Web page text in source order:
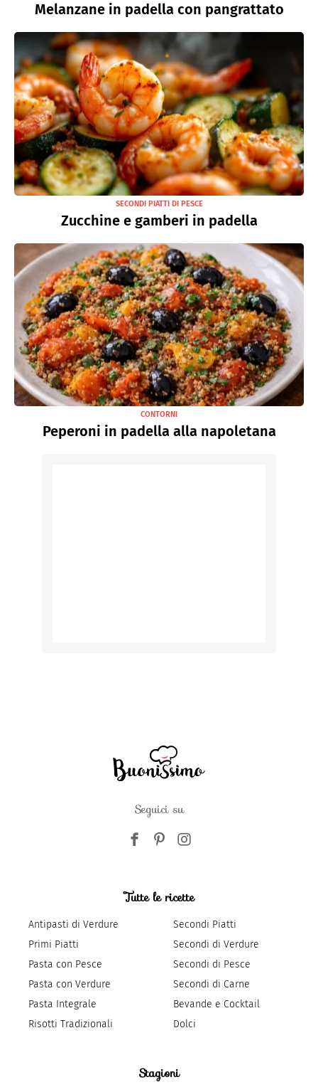
Melanzane in padella con pangrattato
SECONDI PIATTI DI PESCE
Zucchine e gamberi in padella
CONTORNI
Peperoni in padella alla napoletana
Seguici su
Tutte le ricette
Antipasti di Verdure
Primi Piatti
Pasta con Pesce
Pasta con Verdure
Pasta Integrale
Risotti Tradizionali
Secondi Piatti
Secondi di Verdure
Secondi di Pesce
Secondi di Carne
Bevande e Cocktail
Dolci
Stagioni